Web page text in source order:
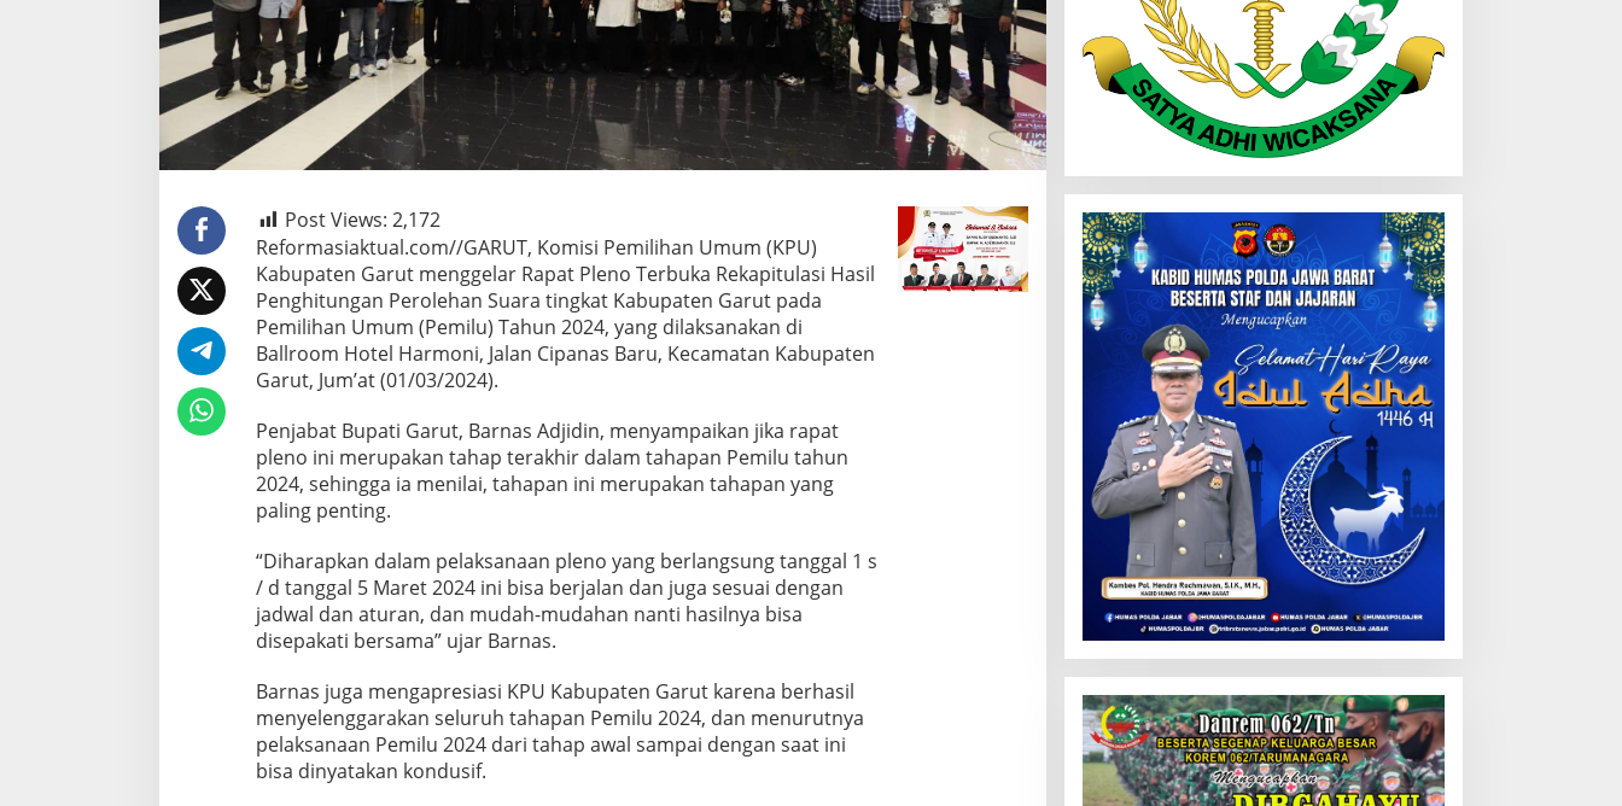
Post Views: 2,172
Reformasiaktual.com//GARUT, Komisi Pemilihan Umum (KPU)
Kabupaten Garut menggelar Rapat Pleno Terbuka Rekapitulasi Hasil
Penghitungan Perolehan Suara tingkat Kabupaten Garut pada
Pemilihan Umum (Pemilu) Tahun 2024, yang dilaksanakan di
Ballroom Hotel Harmoni, Jalan Cipanas Baru, Kecamatan Kabupaten
Garut, Jum’at (01/03/2024).
Penjabat Bupati Garut, Barnas Adjidin, menyampaikan jika rapat
pleno ini merupakan tahap terakhir dalam tahapan Pemilu tahun
2024, sehingga ia menilai, tahapan ini merupakan tahapan yang
paling penting.
“Diharapkan dalam pelaksanaan pleno yang berlangsung tanggal 1 s
/ d tanggal 5 Maret 2024 ini bisa berjalan dan juga sesuai dengan
jadwal dan aturan, dan mudah-mudahan nanti hasilnya bisa
disepakati bersama” ujar Barnas.
Barnas juga mengapresiasi KPU Kabupaten Garut karena berhasil
menyelenggarakan seluruh tahapan Pemilu 2024, dan menurutnya
pelaksanaan Pemilu 2024 dari tahap awal sampai dengan saat ini
bisa dinyatakan kondusif.